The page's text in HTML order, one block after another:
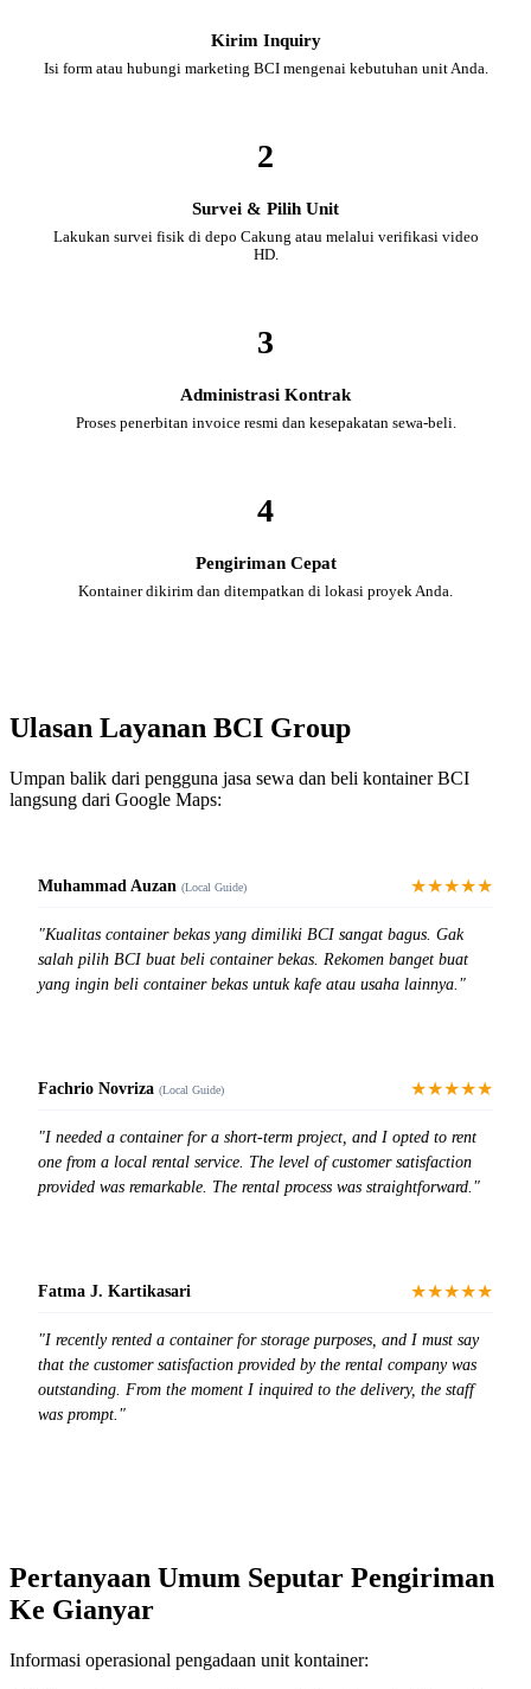
Kirim Inquiry
Isi form atau hubungi marketing BCI mengenai kebutuhan unit Anda.
2
Survei & Pilih Unit
Lakukan survei fisik di depo Cakung atau melalui verifikasi video
HD.
3
Administrasi Kontrak
Proses penerbitan invoice resmi dan kesepakatan sewa-beli.
4
Pengiriman Cepat
Kontainer dikirim dan ditempatkan di lokasi proyek Anda.
Ulasan Layanan BCI Group
Umpan balik dari pengguna jasa sewa dan beli kontainer BCI
langsung dari Google Maps:
Muhammad Auzan (Local Guide) ★★★★★
"Kualitas container bekas yang dimiliki BCI sangat bagus. Gak
salah pilih BCI buat beli container bekas. Rekomen banget buat
yang ingin beli container bekas untuk kafe atau usaha lainnya."
Fachrio Novriza (Local Guide) ★★★★★
"I needed a container for a short-term project, and I opted to rent
one from a local rental service. The level of customer satisfaction
provided was remarkable. The rental process was straightforward."
Fatma J. Kartikasari ★★★★★
"I recently rented a container for storage purposes, and I must say
that the customer satisfaction provided by the rental company was
outstanding. From the moment I inquired to the delivery, the staff
was prompt."
Pertanyaan Umum Seputar Pengiriman
Ke Gianyar
Informasi operasional pengadaan unit kontainer: